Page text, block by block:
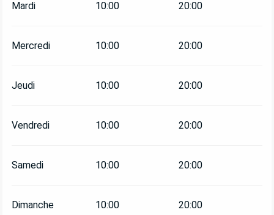
Mardi 10:00 20:00
Mercredi 10:00 20:00
Jeudi 10:00 20:00
Vendredi 10:00 20:00
Samedi 10:00 20:00
Dimanche 10:00 20:00